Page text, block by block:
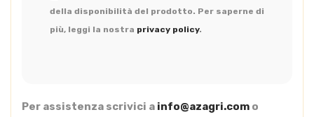
della disponibilità del prodotto. Per saperne di
più, leggi la nostra privacy policy.
Per assistenza scrivici a info@azagri.com o